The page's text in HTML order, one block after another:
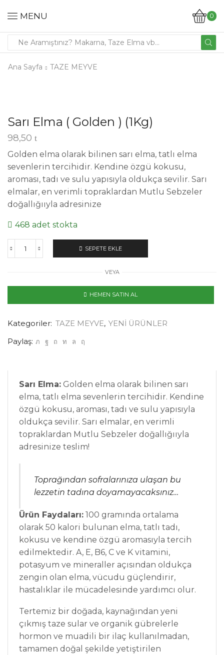
MENU 0
Ana Sayfa TAZE MEYVE
Sarı Elma ( Golden ) (1Kg)
98,50
Golden elma olarak bilinen sarı elma, tatlı elma
sevenlerin tercihidir. Kendine özgü kokusu,
aroması, tadı ve sulu yapısıyla oldukça sevilir. Sarı
elmalar, en verimli topraklardan Mutlu Sebzeler
doğallığııyla adresinize
468 adet stokta
SEPETE EKLE
VEYA
HEMEN SATIN AL
Kategoriler: TAZE MEYVE, YENİ ÜRÜNLER
Paylaş:
Sarı Elma: Golden elma olarak bilinen sarı
elma, tatlı elma sevenlerin tercihidir. Kendine
özgü kokusu, aroması, tadı ve sulu yapısıyla
oldukça sevilir. Sarı elmalar, en verimli
topraklardan Mutlu Sebzeler doğallığııyla
adresinize teslim!
Toprağından sofralarınıza ulaşan bu
lezzetin tadına doyamayacaksınız…
Ürün Faydaları: 100 gramında ortalama
olarak 50 kalori bulunan elma, tatlı tadı,
kokusu ve kendine özgü aromasıyla tercih
edilmektedir. A, E, B6, C ve K vitamini,
potasyum ve mineraller açısından oldukça
zengin olan elma, vücudu güçlendirir,
hastalıklar ile mücadelesinde yardımcı olur.
Tertemiz bir doğada, kaynağından yeni
çıkmış taze sular ve organik gübrelerle
hormon ve muadili bir ilaç kullanılmadan,
tamamen doğal şekilde yetiştirilen